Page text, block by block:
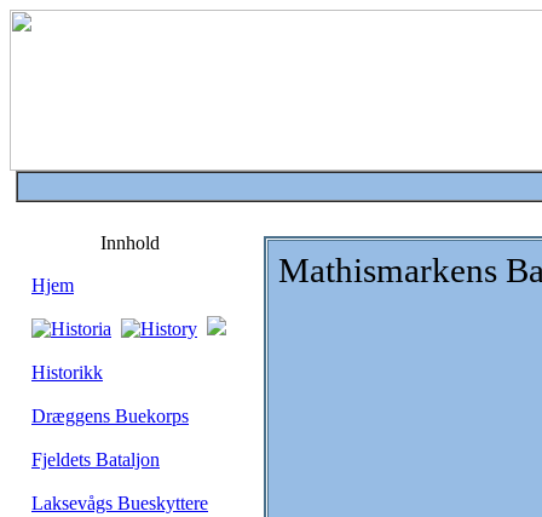
Innhold
Hjem
Historikk
Dræggens Buekorps
Fjeldets Bataljon
Laksevågs Bueskyttere
Mathismarkens